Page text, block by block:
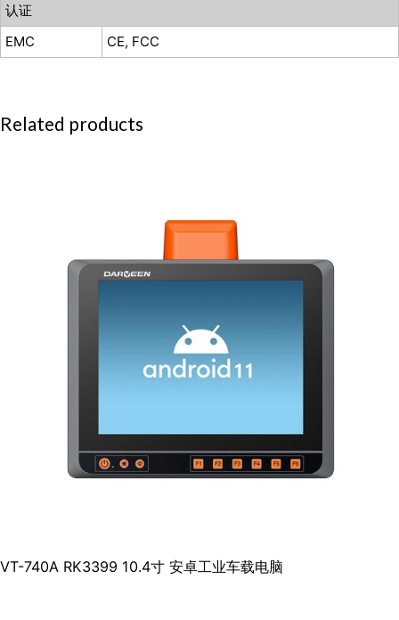
认证
EMC
CE, FCC
Related products
VT-740A RK3399 10.4寸 安卓工业车载电脑